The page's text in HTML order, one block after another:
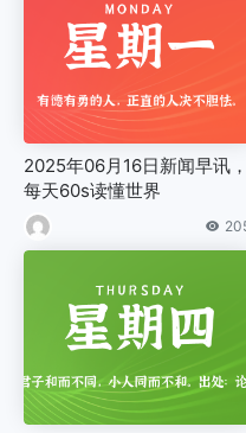
2025年06月16日新闻早讯，
每天60s读懂世界